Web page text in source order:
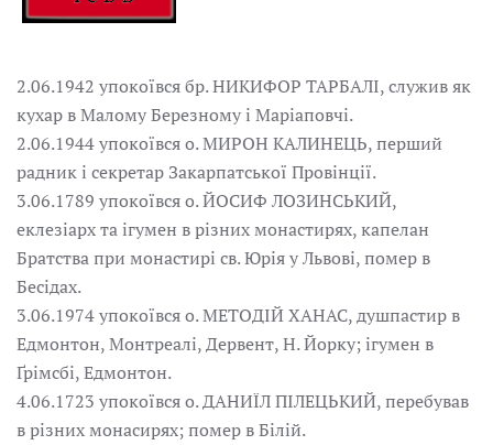
2.06.1942 упокоївся бр. НИКИФОР ТАРБАЛІ, служив як
кухар в Малому Березному і Маріаповчі.
2.06.1944 упокоївся о. МИРОН КАЛИНЕЦЬ, перший
радник і секретар Закарпатської Провінції.
3.06.1789 упокоївся о. ЙОСИФ ЛОЗИНСЬКИЙ,
еклезіарх та ігумен в різних монастирях, капелан
Братства при монастирі св. Юрія у Львові, помер в
Бесідах.
3.06.1974 упокоївся о. МЕТОДІЙ ХАНАС, душпастир в
Едмонтон, Монтреалі, Дервент, Н. Йорку; ігумен в
Ґрімсбі, Едмонтон.
4.06.1723 упокоївся о. ДАНИЇЛ ПІЛЕЦЬКИЙ, перебував
в різних монасирях; помер в Білій.